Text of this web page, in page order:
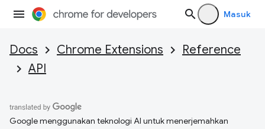
Masuk
Docs Chrome Extensions
Reference
API
Google menggunakan teknologi AI untuk menerjemahkan